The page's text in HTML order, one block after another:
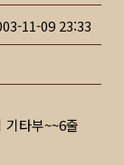
11-09 23:33
기타부~~6줄